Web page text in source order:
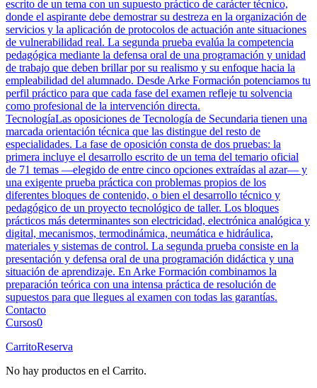
escrito de un tema con un supuesto práctico de carácter técnico,
donde el aspirante debe demostrar su destreza en la organización de
servicios y la aplicación de protocolos de actuación ante situaciones
de vulnerabilidad real. La segunda prueba evalúa la competencia
pedagógica mediante la defensa oral de una programación y unidad
de trabajo que deben brillar por su realismo y su enfoque hacia la
empleabilidad del alumnado. Desde Arke Formación potenciamos tu
perfil práctico para que cada fase del examen refleje tu solvencia
como profesional de la intervención directa.
TecnologíaLas oposiciones de Tecnología de Secundaria tienen una
marcada orientación técnica que las distingue del resto de
especialidades. La fase de oposición consta de dos pruebas: la
primera incluye el desarrollo escrito de un tema del temario oficial
de 71 temas —elegido de entre cinco opciones extraídas al azar— y
una exigente prueba práctica con problemas propios de los
diferentes bloques de contenido, o bien el desarrollo técnico y
pedagógico de un proyecto tecnológico de taller. Los bloques
prácticos más determinantes son electricidad, electrónica analógica y
digital, mecanismos, termodinámica, neumática e hidráulica,
materiales y sistemas de control. La segunda prueba consiste en la
presentación y defensa oral de una programación didáctica y una
situación de aprendizaje. En Arke Formación combinamos la
preparación teórica con una intensa práctica de resolución de
supuestos para que llegues al examen con todas las garantías.
Contacto
Cursos0
CarritoReserva
No hay productos en el Carrito.